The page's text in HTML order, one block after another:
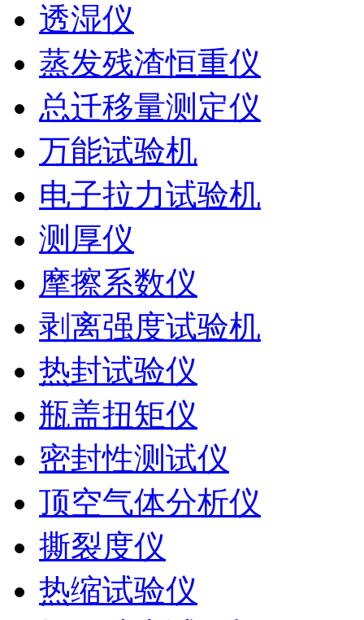
透湿仪
蒸发残渣恒重仪
总迁移量测定仪
万能试验机
电子拉力试验机
测厚仪
摩擦系数仪
剥离强度试验机
热封试验仪
瓶盖扭矩仪
密封性测试仪
顶空气体分析仪
撕裂度仪
热缩试验仪